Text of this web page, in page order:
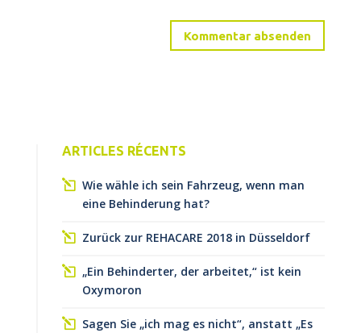
ARTICLES RÉCENTS
Wie wähle ich sein Fahrzeug, wenn man
eine Behinderung hat?
Zurück zur REHACARE 2018 in Düsseldorf
„Ein Behinderter, der arbeitet,“ ist kein
Oxymoron
Sagen Sie „ich mag es nicht“, anstatt „Es